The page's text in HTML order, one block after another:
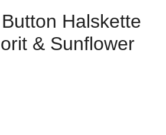
Halskette
& Sunflower